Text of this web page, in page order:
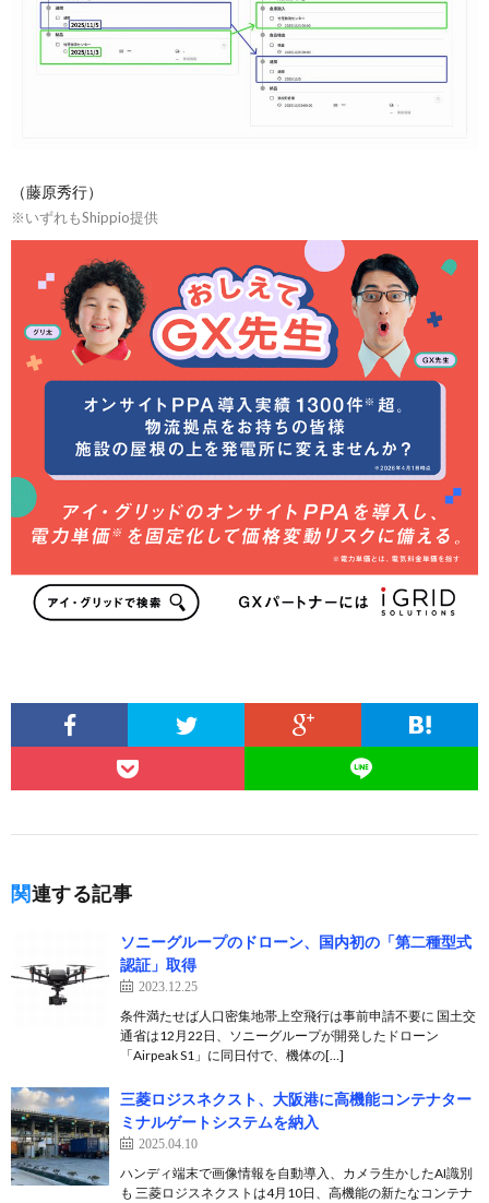
（藤原秀行）
※いずれもShippio提供
関連する記事
ソニーグループのドローン、国内初の「第二種型式
認証」取得
2023.12.25
条件満たせば人口密集地帯上空飛行は事前申請不要に 国土交
通省は12月22日、ソニーグループが開発したドローン
「Airpeak S1」に同日付で、機体の[…]
三菱ロジスネクスト、大阪港に高機能コンテナター
ミナルゲートシステムを納入
2025.04.10
ハンディ端末で画像情報を自動導入、カメラ生かしたAI識別
も 三菱ロジスネクストは4月10日、高機能の新たなコンテナ